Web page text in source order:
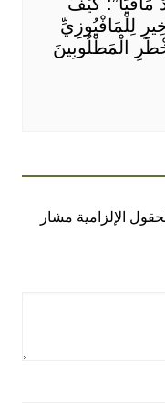
لِلْمَافْيُوزِيِّ
الْمَطْلُوبِينَ
الإلزامية مشار